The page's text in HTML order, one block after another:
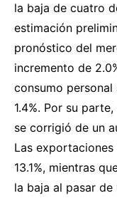
la baja de cuatro
estimación
pronóstico del
incremento de
consumo personal
1.4%. Por su
se corrigió de un
Las exportaciones
13.1%, mientras
la baja al pasar de